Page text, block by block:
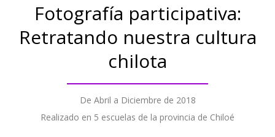
Fotografía participativa:
Retratando nuestra cultura
chilota
De Abril a Diciembre de 2018
Realizado en 5 escuelas de la provincia de Chiloé